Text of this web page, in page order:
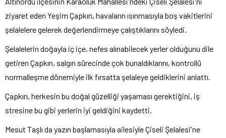
ziyaret eden Yeşim Çapkın, havaların ısınmasıyla boş vakitlerini
şelalelere gelerek değerlendirmeye çalıştıklarını söyledi.
Şelalelerin doğayla iç içe, nefes alınabilecek yerler olduğunu dile
getiren Çapkın, salgın sürecinde çok bunaldıklarını, kontrollü
normalleşme dönemiyle ilk fırsatta şelaleye geldiklerini anlattı.
Çapkın, herkesin bu doğal güzelliği yaşaması gerektiğini, iş
stresine bu gibi yerlerin iyi geldiğini kaydetti.
Mesut Taşlı da yazın başlamasıyla ailesiyle Çiseli Şelalesi'ne